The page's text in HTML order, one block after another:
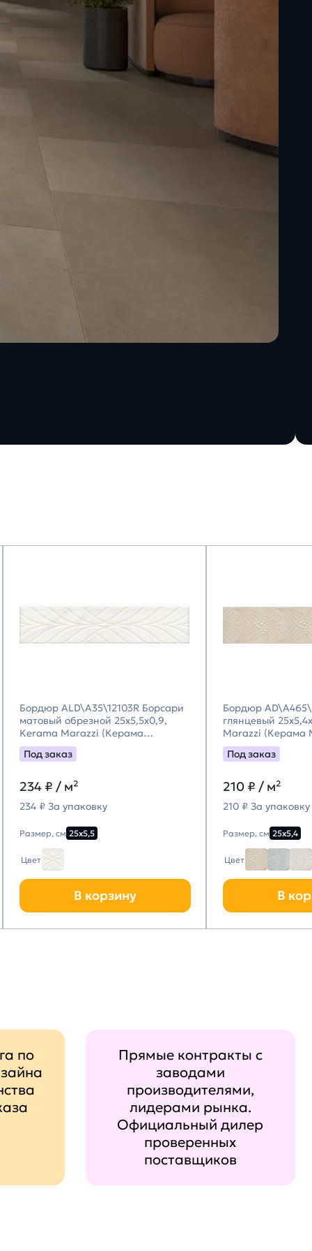
Бордюр ALD\A35\12103R Борсари
матовый обрезной 25x5,5x0,9,
Kerama Marazzi (Керама
Марацци)
Под заказ
234 ₽ / м²
234 ₽ За упаковку
Размер, см 25х5,5
Цвет
В корзину
Бордюр
глянцевый
Marazzi (Керама
Под заказ
210 ₽ / м²
210 ₽ За упаковку
Размер, см 25х5,4
Цвет
В
по
Прямые контракты с
заводами
производителями,
лидерами рынка.
Официальный дилер
проверенных
поставщиков